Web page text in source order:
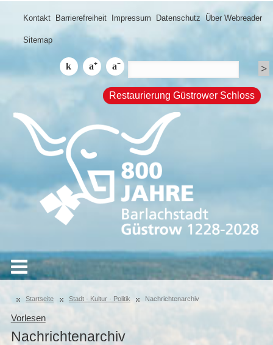
Kontakt Barrierefreiheit Impressum Datenschutz Über Webreader
Sitemap
Restaurierung Güstrower Schloss
Startseite Stadt · Kultur · Politik Nachrichtenarchiv
Vorlesen
Nachrichtenarchiv